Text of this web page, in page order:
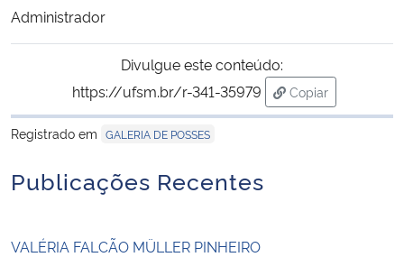
Ministério da Mulher, da Família e dos Direitos Humanos
Secretaria-Geral
Secretaria de Governo
Gabinete de Segurança Institucional
Administrador
Divulgue este conteúdo:
https://ufsm.br/r-341-35979
Copiar
para área de
Registrado em GALERIA DE POSSES
Publicações Recentes
VALÉRIA FALCÃO MÜLLER PINHEIRO